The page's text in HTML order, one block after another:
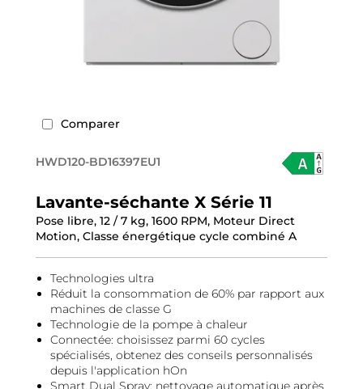
Comparer
HWD120-BD16397EU1
Lavante-séchante X Série 11
Pose libre, 12 / 7 kg, 1600 RPM, Moteur Direct
Motion, Classe énergétique cycle combiné A
Technologies ultra
Réduit la consommation de 60% par rapport aux
machines de classe G
Technologie de la pompe à chaleur
Connectée: choisissez parmi 60 cycles
spécialisés, obtenez des conseils personnalisés
depuis l'application hOn
Smart Dual Spray: nettoyage automatique après